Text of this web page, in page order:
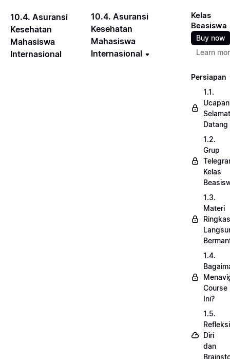
10.4. Asuransi
Kesehatan
Mahasiswa
Internasional
10.4. Asuransi
Kesehatan
Mahasiswa
Internasional
Kelas
Beasiswa
Buy now
Learn
Persiapan
1.1.
Ucapan
Selamat
Datang
1.2.
Grup
Kelas
1.3.
Materi
Ringkas
1.4.
Course
Ini?
1.5.
Refleksi
Diri
dan